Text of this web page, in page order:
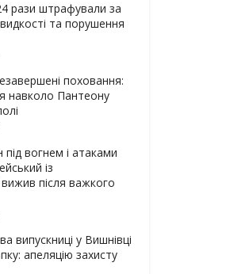
рази штрафували за
та порушення
поховання:
навколо Пантеону
вогнем і атаками
із
після важкого
випускниці у Вишнівці
апеляцію захисту